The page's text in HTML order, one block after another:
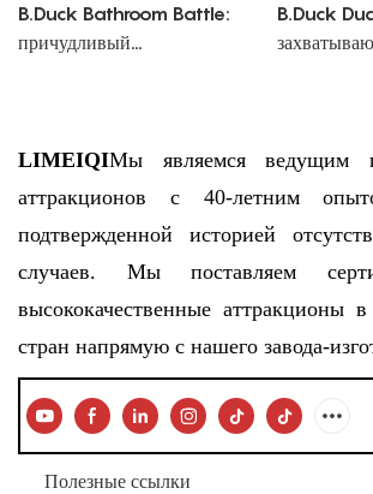
B.Duck Bathroom Battle:
причудливый
B.Duck
LIMEIQIМы являемся ведущим
аттракционов с 40-летним
подтвержденной историей
случаев. Мы поставляем
высококачественные аттракционы
стран напрямую с нашего завода-
Полезные ссылки